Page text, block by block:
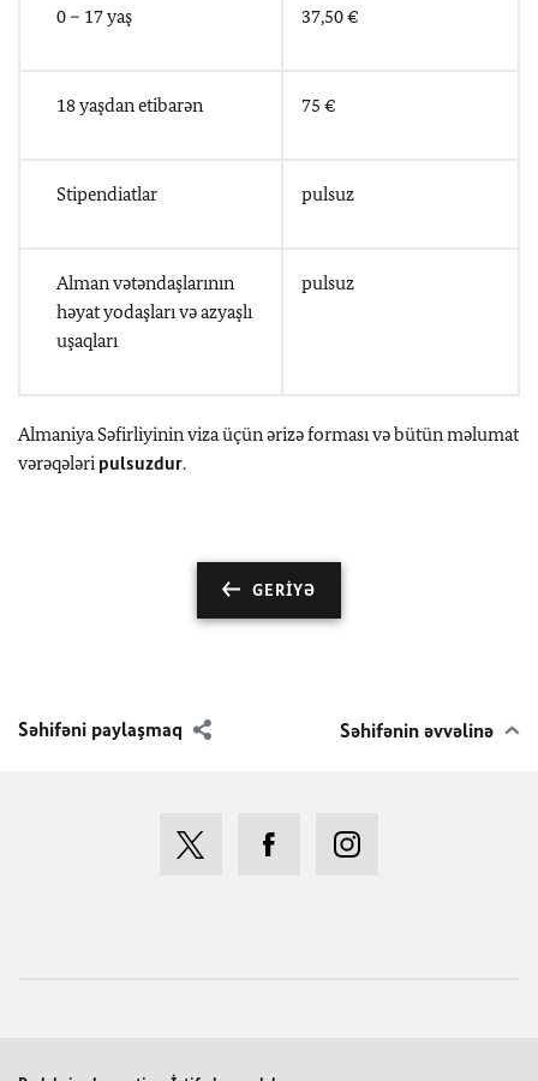
0 – 17yaş 37,50 €
18yaşdan etibarən 75 €
Stipendiatlar pulsuz
Alman vətəndaşlarının
həyat yodaşları və azyaşlı
uşaqları
pulsuz
Almaniya Səfirliyinin viza üçün ərizə forması və bütün məlumat
vərəqələri pulsuzdur.
GERIYƏ
Səhifəni paylaşmaq Səhifənin əvvəlinə